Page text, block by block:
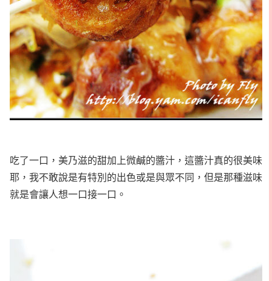
吃了一口，美乃滋的甜加上微鹹的醬汁，這醬汁真的很美味
耶，我不敢說是有特別的出色或是與眾不同，但是那種滋味
就是會讓人想一口接一口。